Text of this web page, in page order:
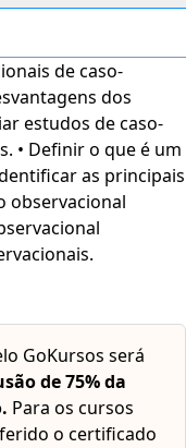
transversais
transversais. •
transversais
dos estudos
demais estudos
estudos transversais
de caso-
dos
estudos de caso-
• Definir o que é um
as principais
observacional
GoKursos será
de 75% da
Para os cursos
o certificado